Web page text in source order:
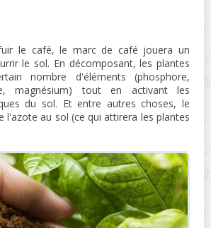
le café, le marc de café jouera un
le sol. En décomposant, les plantes
nombre d'éléments (phosphore,
magnésium) tout en activant les
du sol. Et entre autres choses, le
l'azote au sol (ce qui attirera les plantes